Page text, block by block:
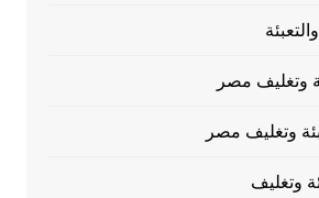
وتغليف مصر
وتغليف مصر
وتغليف